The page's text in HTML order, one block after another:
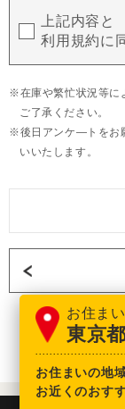
上記内容と
利用規約に
在庫や繁忙状況等に
ご了承ください。
後日アンケ―トをお
いいたします。
お住ま
東京
お住まいの地
お近くのおす